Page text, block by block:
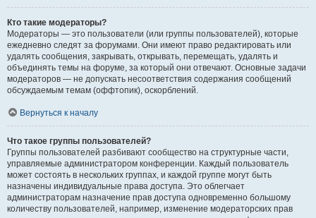
Кто такие модераторы?
Модераторы — это пользователи (или группы пользователей), которые
ежедневно следят за форумами. Они имеют право редактировать или
удалять сообщения, закрывать, открывать, перемещать, удалять и
объединять темы на форуме, за который они отвечают. Основные задачи
модераторов — не допускать несоответствия содержания сообщений
обсуждаемым темам (оффтопик), оскорблений.
Вернуться к началу
Что такое группы пользователей?
Группы пользователей разбивают сообщество на структурные части,
управляемые администратором конференции. Каждый пользователь
может состоять в нескольких группах, и каждой группе могут быть
назначены индивидуальные права доступа. Это облегчает
администраторам назначение прав доступа одновременно большому
количеству пользователей, например, изменение модераторских прав